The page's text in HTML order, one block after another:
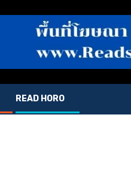
READ HORO